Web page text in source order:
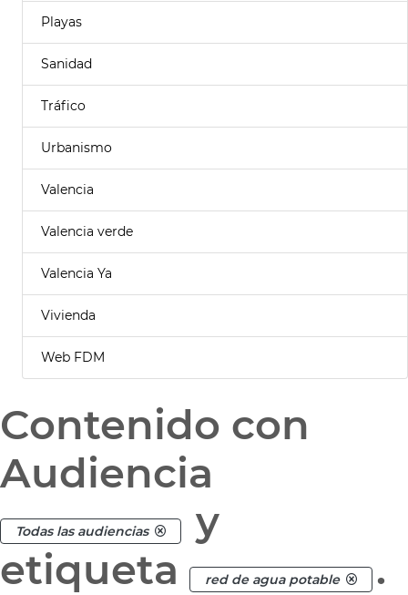
Playas
Sanidad
Tráfico
Urbanismo
Valencia
Valencia verde
Valencia Ya
Vivienda
Web FDM
Contenido con
Audiencia
Todas las audiencias
y
etiqueta
red de agua potable .